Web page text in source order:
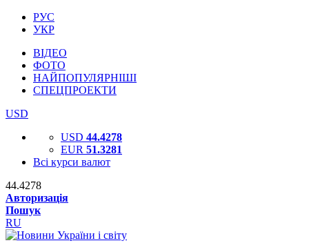
РУС
УКР
ВІДЕО
ФОТО
НАЙПОПУЛЯРНІШІ
СПЕЦПРОЕКТИ
USD
USD 44.4278
EUR 51.3281
Всі курси валют
44.4278
Авторизація
Пошук
RU